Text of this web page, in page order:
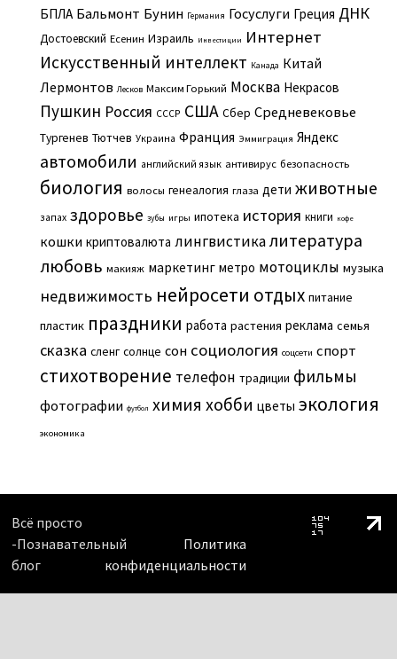
БПЛА Бальмонт Бунин Германия Госуслуги Греция ДНК
Достоевский Есенин Израиль Инвестиции Интернет
Искусственный интеллект Канада Китай
Лермонтов Лесков Максим Горький Москва Некрасов
Пушкин Россия СССР США Сбер Средневековье
Тургенев Тютчев Украина Франция Эммиграция Яндекс
автомобили английский язык антивирус безопасность
биология волосы генеалогия глаза дети животные
запах здоровье зубы игры ипотека история книги кофе
кошки криптовалюта лингвистикалитература
любовь макияж маркетинг метро мотоциклы музыка
недвижимость нейросети отдых питание
пластик праздники работа растения реклама семья
сказка сленг солнце сон социология соцсети спорт
стихотворение телефон традиции фильмы
фотографии футбол химия хобби цветы экология
экономика
Всё просто
-Познавательный
блог
Политика
конфиденциальности